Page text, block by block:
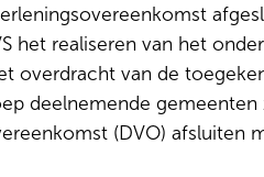
het realiseren van het
overdracht van de
deelnemende gemeenten
(DVO) afsluiten